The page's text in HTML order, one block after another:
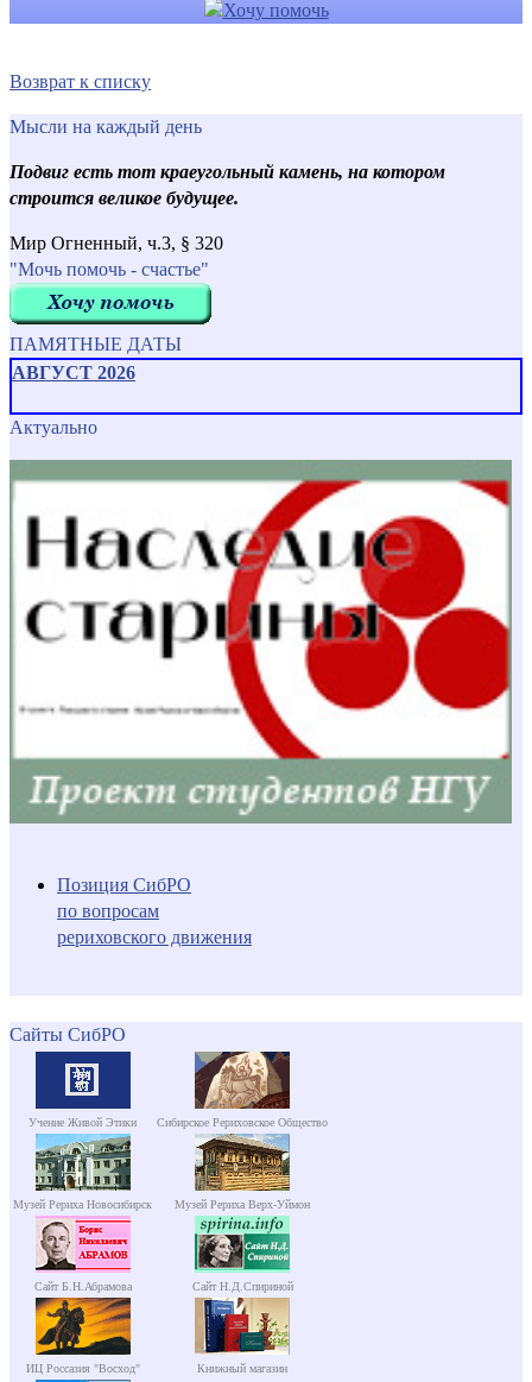
Возврат к списку
Мысли на каждый день
Подвиг есть тот краеугольный камень, на котором
строится великое будущее.
Мир Огненный, ч.3, § 320
"Мочь помочь - счастье"
ПАМЯТНЫЕ ДАТЫ
АВГУСТ 2026
Актуально
Позиция СибРО
по вопросам
рериховского движения
Сайты СибРО
Учение Живой Этики Сибирское Рериховское Общество
Музей Рериха Новосибирск Музей Рериха Верх-Уймон
Сайт Б.Н.Абрамова Сайт Н.Д.Спириной
ИЦ Россазия "Восход" Книжный магазин